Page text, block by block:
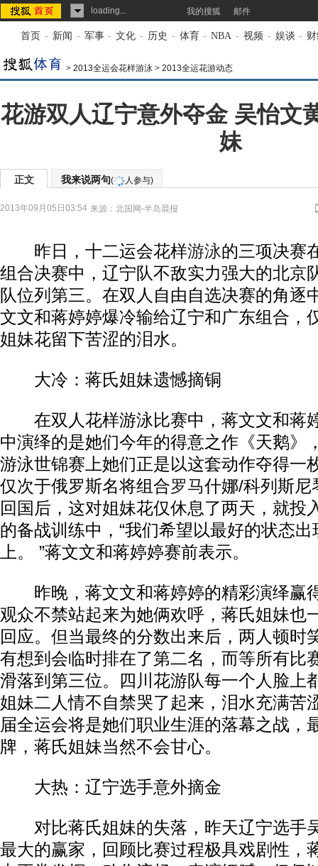
loading... 我的搜狐 邮件
首页 - 新闻 - 军事 - 文化 - 历史 - 体育 - NBA - 视频 - 娱谈 -
> 2013全运会花样游泳 > 2013全运花游动态
花游双人辽宁意外夺金 吴怡文
妹
正文 我来说两句( 人参与)
2013年09月05日03:54 来源： 北国网-半岛晨报
昨日，十二运会花样游泳的三项决赛
组合决赛中，辽宁队不敌实力强大的北京
队位列第三。在双人自由自选决赛的角逐
文文和蒋婷婷爆冷输给辽宁和广东组合，
姐妹花留下苦涩的泪水。
大冷：蒋氏姐妹遗憾摘铜
在双人花样游泳比赛中，蒋文文和蒋
中演绎的是她们今年的得意之作《天鹅》
游泳世锦赛上她们正是以这套动作夺得一
仅次于俄罗斯名将组合罗马什娜/科列斯尼
回国后，这对姐妹花仅休息了两天，就投
的备战训练中，“我们希望以最好的状态
上。 ”蒋文文和蒋婷婷赛前表示。
昨晚，蒋文文和蒋婷婷的精彩演绎赢
观众不禁站起来为她俩欢呼，蒋氏姐妹也
回应。但当最终的分数出来后，两人顿时
有想到会临时排在了第二名，而等所有比
滑落到第三位。四川花游队每一个人脸上
姐妹二人情不自禁哭了起来，泪水充满苦
届全运会将是她们职业生涯的落幕之战，
牌，蒋氏姐妹当然不会甘心。
大热：辽宁选手意外摘金
对比蒋氏姐妹的失落，昨天辽宁选手
最大的赢家，回顾比赛过程极具戏剧性，